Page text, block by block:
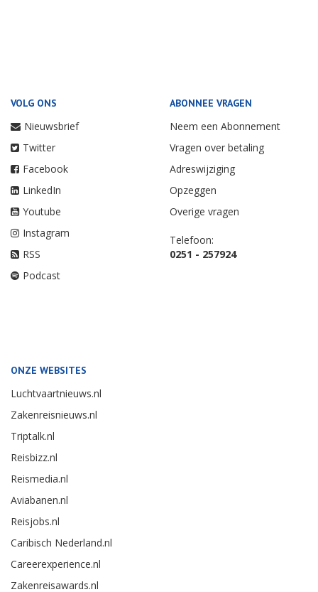
VOLG ONS
Nieuwsbrief
Twitter
Facebook
LinkedIn
Youtube
Instagram
RSS
Podcast
ABONNEE VRAGEN
Neem een Abonnement
Vragen over betaling
Adreswijziging
Opzeggen
Overige vragen
Telefoon:
0251 - 257924
ONZE WEBSITES
Luchtvaartnieuws.nl
Zakenreisnieuws.nl
Triptalk.nl
Reisbizz.nl
Reismedia.nl
Aviabanen.nl
Reisjobs.nl
Caribisch Nederland.nl
Careerexperience.nl
Zakenreisawards.nl